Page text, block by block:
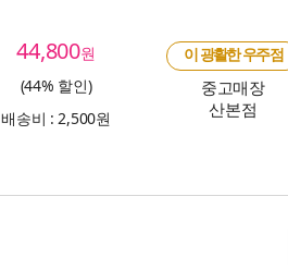
44,800원
(44% 할인)
배송비 : 2,500원
이 광활한 우주점
중고매장
산본점